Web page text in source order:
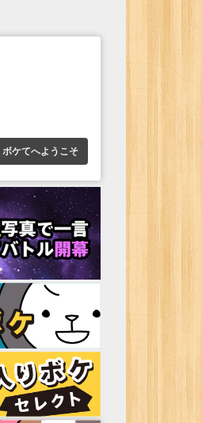
ボケてへようこそ